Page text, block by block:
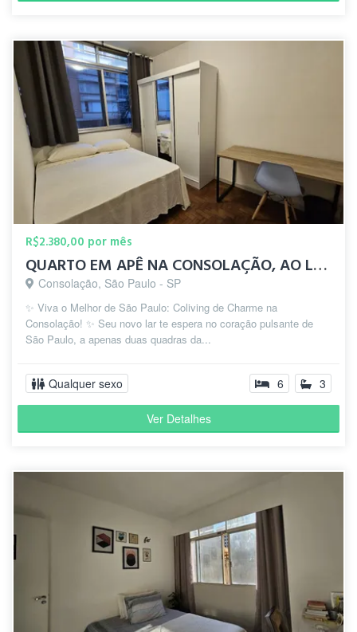
R$2.380,00 por mês
QUARTO EM APÊ NA CONSOLAÇÃO, AO LADO DA ESTAÇÃO PAULISTA
Consolação, São Paulo - SP
✨ Viva o Melhor de São Paulo: Coliving de Charme na
Consolação! ✨ Seu novo lar te espera no coração pulsante de
São Paulo, a apenas duas quadras da...
Qualquer sexo 6 3
Ver Detalhes